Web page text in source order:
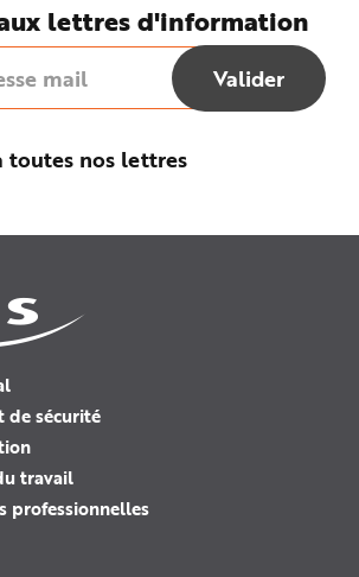
lettres d'information
toutes nos lettres
de sécurité
travail
professionnelles